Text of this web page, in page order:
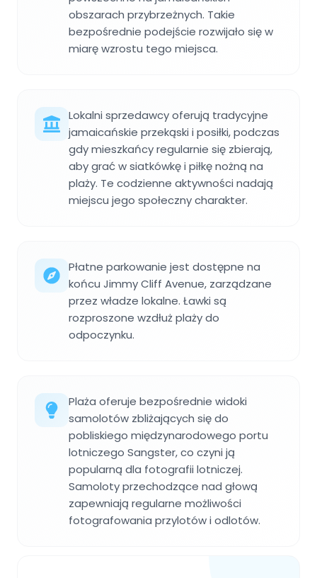
obszarach przybrzeżnych. Takie
bezpośrednie podejście rozwijało się w
miarę wzrostu tego miejsca.
Lokalni sprzedawcy oferują tradycyjne
jamaicańskie przekąski i posiłki, podczas
gdy mieszkańcy regularnie się zbierają,
aby grać w siatkówkę i piłkę nożną na
plaży. Te codzienne aktywności nadają
miejscu jego społeczny charakter.
Płatne parkowanie jest dostępne na
końcu Jimmy Cliff Avenue, zarządzane
przez władze lokalne. Ławki są
rozproszone wzdłuż plaży do
odpoczynku.
Plaża oferuje bezpośrednie widoki
samolotów zbliżających się do
pobliskiego międzynarodowego portu
lotniczego Sangster, co czyni ją
popularną dla fotografii lotniczej.
Samoloty przechodzące nad głową
zapewniają regularne możliwości
fotografowania przylotów i odlotów.